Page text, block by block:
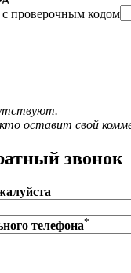
оставит свой
звонок
телефона*